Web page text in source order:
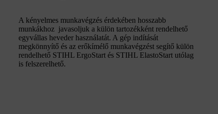
A kényelmes munkavégzés érdekében hosszabb
munkákhoz javasoljuk a külön tartozékként rendelhető
egyvállas heveder használatát. A gép indítását
megkönnyítő és az erőkímélő munkavégzést segítő külön
rendelhető STIHL ErgoStart és STIHL ElastoStart utólag
is felszerelhető.